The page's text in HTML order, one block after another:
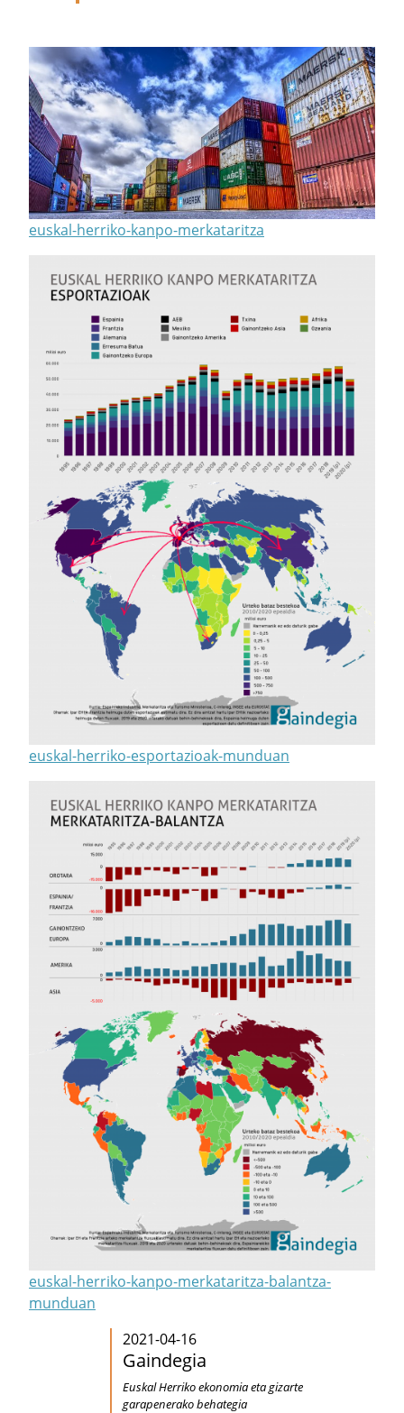
euskal-herriko-kanpo-merkataritza
euskal-herriko-esportazioak-munduan
euskal-herriko-kanpo-merkataritza-balantza-
munduan
2021-04-16
Gaindegia
Euskal Herriko ekonomia eta gizarte
garapenerako behategia